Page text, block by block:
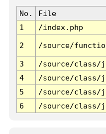
No. File
1
/index.php
2 /source/
3 /source/class/
4
/source/class/
5
/source/class/
6
/source/class/